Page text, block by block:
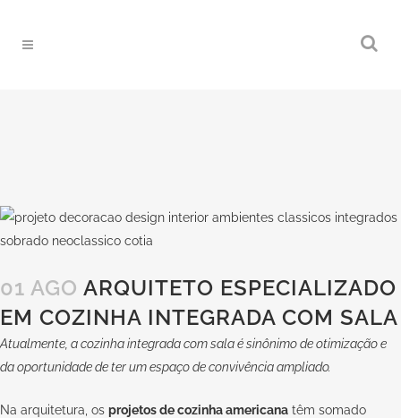
01 AGO ARQUITETO ESPECIALIZADO
EM COZINHA INTEGRADA COM SALA
Atualmente, a cozinha integrada com sala é sinônimo de otimização e
da oportunidade de ter um espaço de convivência ampliado.
Na arquitetura, os projetos de cozinha americana têm somado